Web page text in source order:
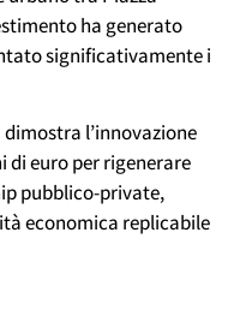
ha generato
significativamente i
l’innovazione
di euro per rigenerare
pubblico-private,
economica replicabile